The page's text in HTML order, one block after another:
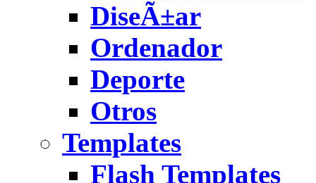
DiseÃ±ar
Ordenador
Deporte
Otros
Templates
Flash Templates